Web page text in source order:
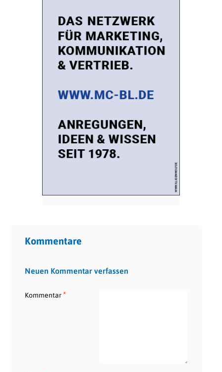
Kommentare
Neuen Kommentar verfassen
Kommentar*